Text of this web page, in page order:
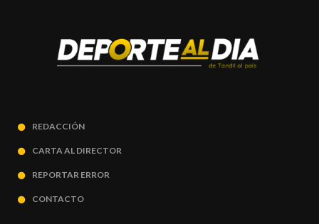
REDACCIÓN
CARTA AL DIRECTOR
REPORTAR ERROR
CONTACTO